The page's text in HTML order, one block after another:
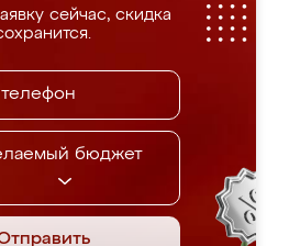
сейчас, скидка
бюджет